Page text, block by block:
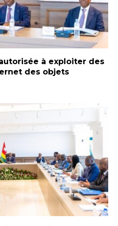
à exploiter des
des objets